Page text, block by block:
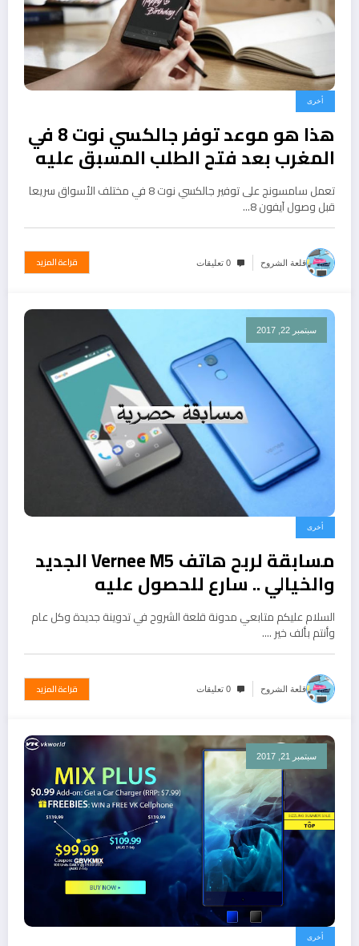
أخرى
هذا هو موعد توفر جالكسي نوت 8 في
المغرب بعد فتح الطلب المسبق عليه
تعمل سامسونج على توفير جالكسي نوت 8 في مختلف الأسواق سريعا
قبل وصول آيفون 8…
قلعة الشروح 0 تعليقات قراءة المزيد
سبتمبر 22, 2017
أخرى
مسابقة لربح هاتف Vernee M5 الجديد
والخيالي .. سارع للحصول عليه
السلام عليكم متابعي مدونة قلعة الشروح في تدوينة جديدة وكل عام
وأنتم بألف خير .…
قلعة الشروح 0 تعليقات قراءة المزيد
سبتمبر 21, 2017
أخرى